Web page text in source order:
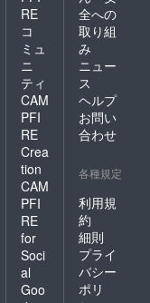
RE
コ
ミュ
ニ
ティ
CAM
PFI
RE
Crea
tion
CAM
PFI
RE
for
Soci
al
Goo
全への
取り組
み
ニュー
ス
ヘルプ
お問い
合わせ
各種規定
利用規
約
細則
プライ
バシー
ポリ